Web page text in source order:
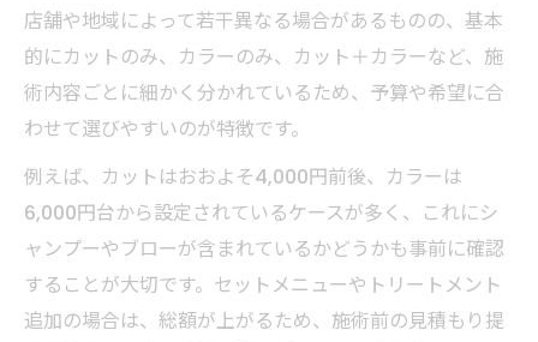
店舗や地域によって若干異なる場合があるものの、基本
的にカットのみ、カラーのみ、カット＋カラーなど、施
術内容ごとに細かく分かれているため、予算や希望に合
わせて選びやすいのが特徴です。
例えば、カットはおおよそ4,000円前後、カラーは
6,000円台から設定されているケースが多く、これにシ
ャンプーやブローが含まれているかどうかも事前に確認
することが大切です。セットメニューやトリートメント
追加の場合は、総額が上がるため、施術前の見積もり提